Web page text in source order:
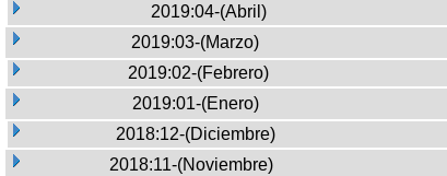
2019:04-(Abril)
2019:03-(Marzo)
2019:02-(Febrero)
2019:01-(Enero)
2018:12-(Diciembre)
2018:11-(Noviembre)